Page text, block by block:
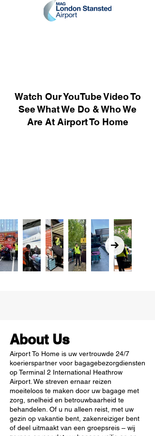
Watch Our YouTube Video To
See What We Do & Who We
Are At Airport To Home
About Us
Airport To Home is uw vertrouwde 24/7
koerierspartner voor bagagebezorgdiensten
op Terminal 2 International Heathrow
Airport. We streven ernaar reizen
moeiteloos te maken door uw bagage met
zorg, snelheid en betrouwbaarheid te
behandelen. Of u nu alleen reist, met uw
gezin op vakantie bent, zakenreiziger bent
of deel uitmaakt van een groepsreis – wij